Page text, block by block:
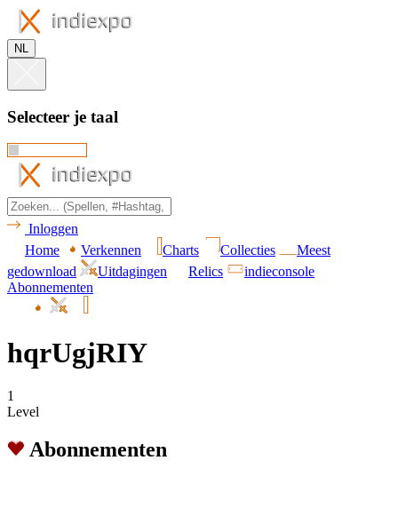
NL
Selecteer je taal
Inloggen
Home
Verkennen Charts Collecties
Meest
gedownload
Uitdagingen Relics
indieconsole
Abonnementen
hqrUgjRIY
1
Level
Abonnementen